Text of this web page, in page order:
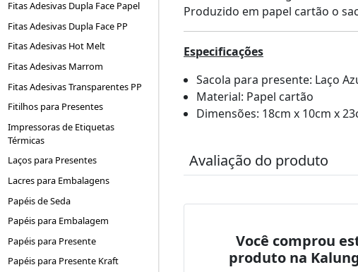
Fitas Adesivas Dupla Face Papel
Fitas Adesivas Dupla Face PP
Fitas Adesivas Hot Melt
Fitas Adesivas Marrom
Fitas Adesivas Transparentes PP
Fitilhos para Presentes
Impressoras de Etiquetas
Térmicas
Laços para Presentes
Lacres para Embalagens
Papéis de Seda
Papéis para Embalagem
Papéis para Presente
Papéis para Presente Kraft
Produzido em papel cartão o
Especificações
Sacola para presente: Laço
Material: Papel cartão
Dimensões: 18cm x 10cm x
Avaliação do produto
Você comprou
produto na